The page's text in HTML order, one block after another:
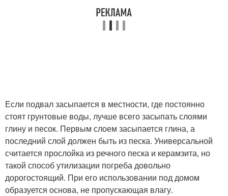
Если подвал засыпается в местности, где постоянно
стоят грунтовые воды, лучше всего засыпать слоями
глину и песок. Первым слоем засыпается глина, а
последний слой должен быть из песка. Универсальной
считается прослойка из речного песка и керамзита, но
такой способ утилизации погреба довольно
дорогостоящий. При его использовании под домом
образуется основа, не пропускающая влагу.